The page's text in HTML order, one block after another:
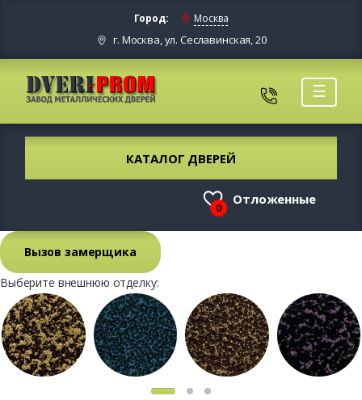
Город: Москва
г. Москва, ул. Сеславинская, 20
☰
КАТАЛОГ ДВЕРЕЙ
0
Отложенные
Вызов замерщика
Выберите внешнюю отделку: